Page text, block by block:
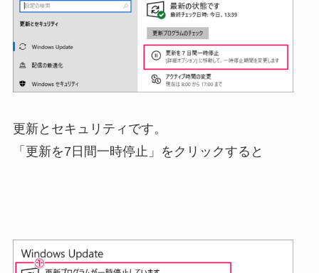
更新とセキュリティです。
「更新を7日間一時停止」をクリックすると